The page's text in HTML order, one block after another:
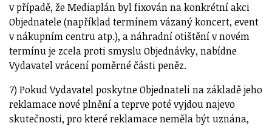
v případě, že Mediaplán byl fixován na konkrétní akci
Objednatele (například termínem vázaný koncert, event
v nákupním centru atp.), a náhradní otištění v novém
termínu je zcela proti smyslu Objednávky, nabídne
Vydavatel vrácení poměrné části peněz.
7) Pokud Vydavatel poskytne Objednateli na základě jeho
reklamace nové plnění a teprve poté vyjdou najevo
skutečnosti, pro které reklamace neměla být uznána,